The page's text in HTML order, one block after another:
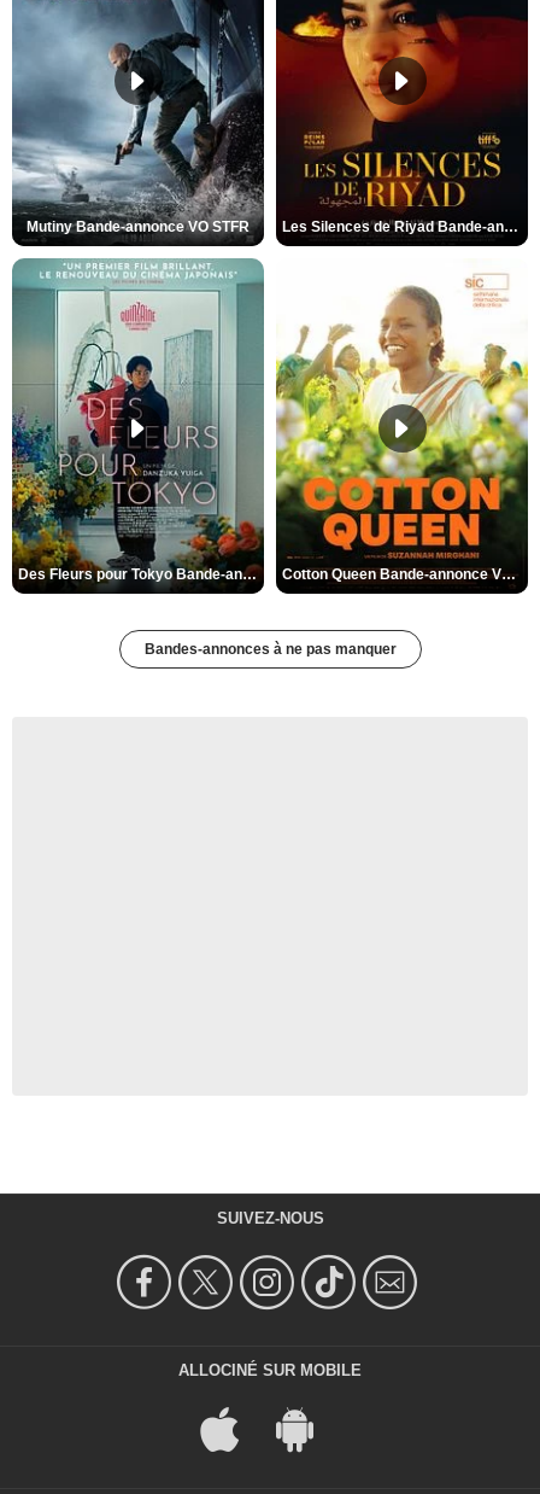
Mutiny Bande-annonce VO STFR Les Silences de Riyad Bande-annonce VO STFR
Des Fleurs pour Tokyo Bande-annonce VO STFR Cotton Queen Bande-annonce VO STFR
Bandes-annonces à ne pas manquer
SUIVEZ-NOUS
ALLOCINÉ SUR MOBILE